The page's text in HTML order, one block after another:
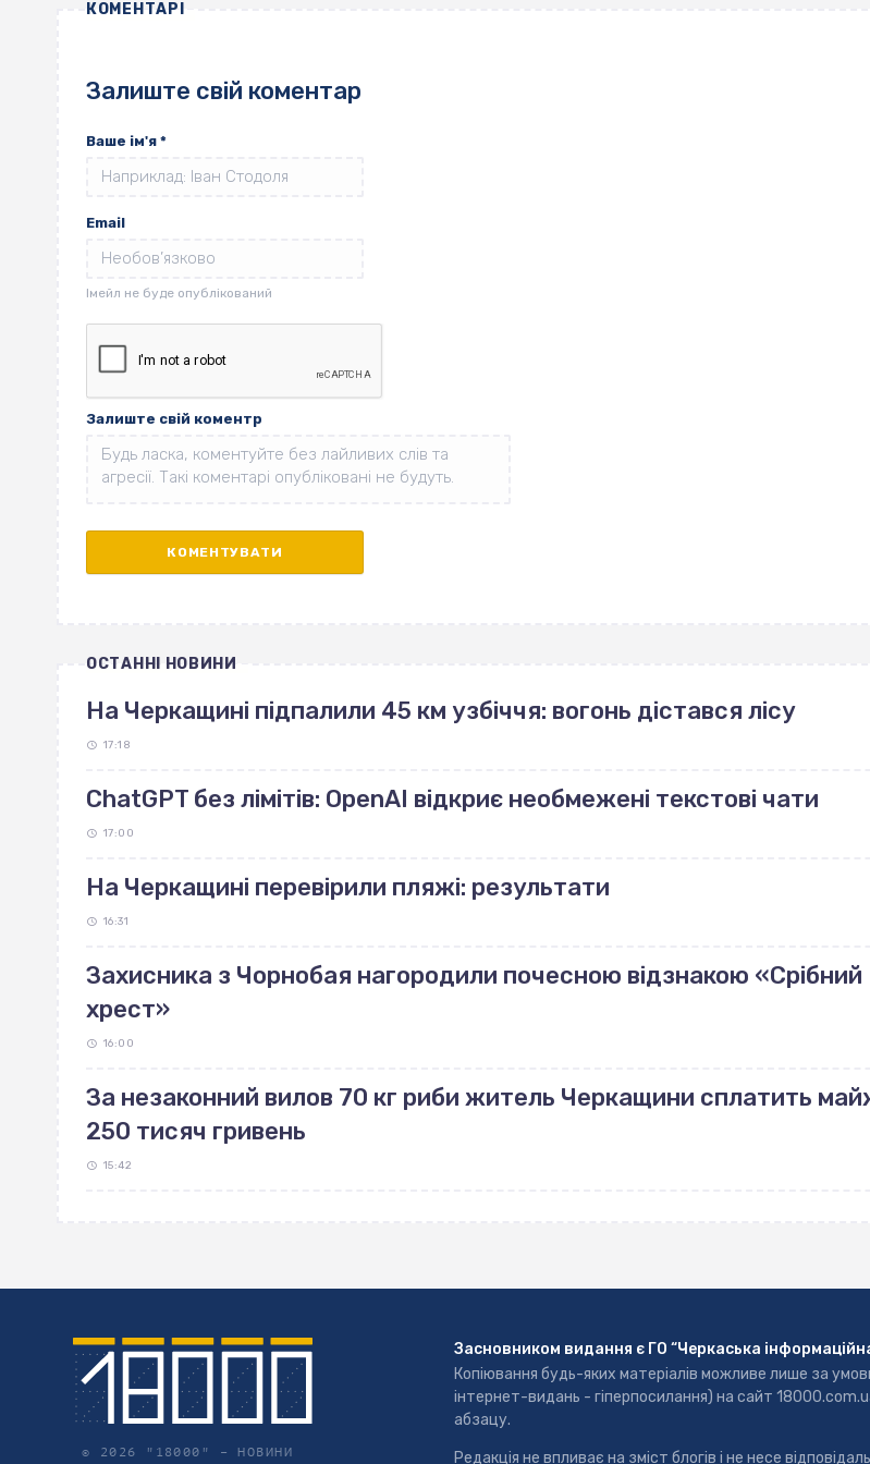
КОМЕНТАРІ
Залиште свій коментар
Ваше ім'я *
Email
Залиште свій коментр
ОСТАННІ НОВИНИ
На Черкащині підпалили 45 км узбіччя: вогонь дістався лісу
17:18
ChatGPT без лімітів: OpenAI відкриє необмежені текстові чати
17:00
На Черкащині перевірили пляжі: результати
16:31
Захисника з Чорнобая нагородили почесною відзнакою «Срібний
хрест»
16:00
За незаконний вилов 70 кг риби житель Черкащини сплатить
250 тисяч гривень
15:42
© 2026 "18000" –НОВИНИ
Засновником видання є ГО “Черкаська
Копіювання будь-яких матеріалів можливе лише за
інтернет-видань - гіперпосилання) на сайт
абзацу.
Редакція не впливає на зміст блогів і не несе